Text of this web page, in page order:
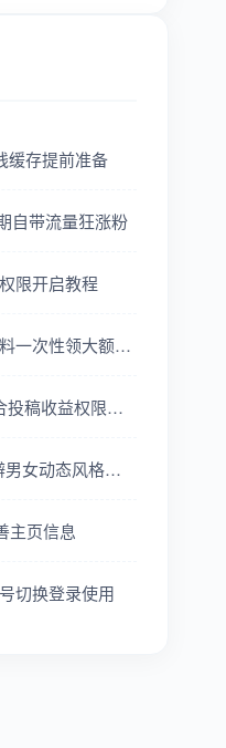
缓存提前准备
自带流量狂涨粉
限开启教程
一次性领大额经
投稿收益权限全
女动态风格辨
主页信息
切换登录使用